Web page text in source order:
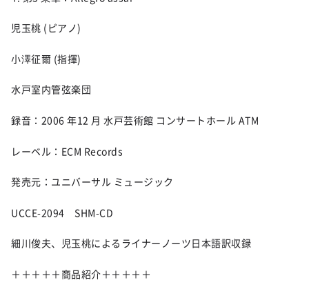
児玉桃 (ピアノ)
小澤征爾 (指揮)
水戸室内管弦楽団
録音：2006 年12 月 水戸芸術館 コンサートホール ATM
レーベル：ECM Records
発売元：ユニバーサル ミュージック
UCCE-2094 SHM-CD
細川俊夫、児玉桃によるライナーノーツ日本語訳収録
＋＋＋＋＋商品紹介＋＋＋＋＋